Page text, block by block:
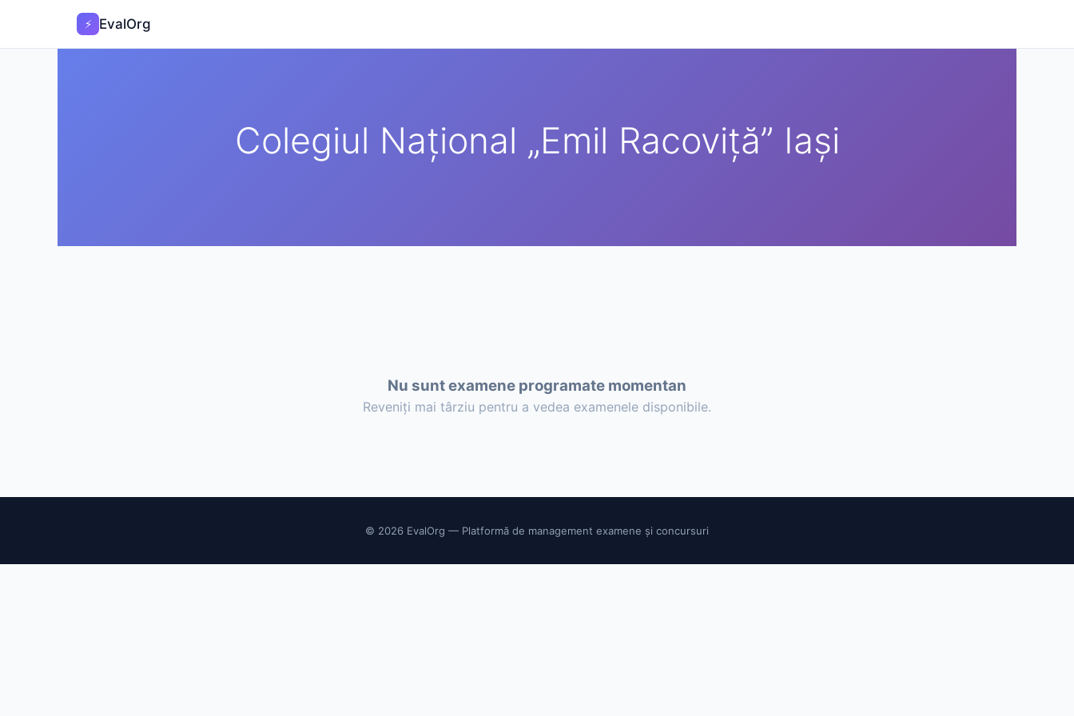
⚡ EvalOrg
Colegiul Național „Emil Racoviță” Iași
Nu sunt examene programate momentan
Reveniți mai târziu pentru a vedea examenele disponibile.
© 2026 EvalOrg — Platformă de management examene și concursuri